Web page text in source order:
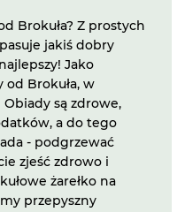
MMA
Brokuła? Z prostych
jakiś dobry
Jako